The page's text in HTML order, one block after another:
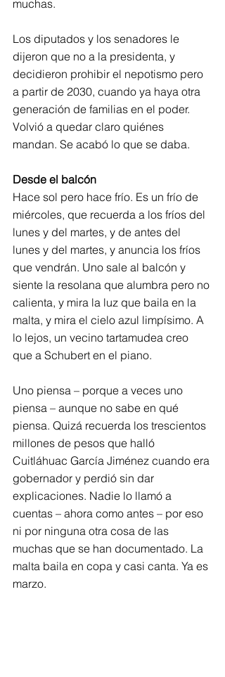
muchas.
Los diputados y los senadores le
dijeron que no a la presidenta, y
decidieron prohibir el nepotismo pero
a partir de 2030, cuando ya haya otra
generación de familias en el poder.
Volvió a quedar claro quiénes
mandan. Se acabó lo que se daba.
Desde el balcón
Hace sol pero hace frío. Es un frío de
miércoles, que recuerda a los fríos del
lunes y del martes, y de antes del
lunes y del martes, y anuncia los fríos
que vendrán. Uno sale al balcón y
siente la resolana que alumbra pero no
calienta, y mira la luz que baila en la
malta, y mira el cielo azul limpísimo. A
lo lejos, un vecino tartamudea creo
que a Schubert en el piano.
Uno piensa – porque a veces uno
piensa – aunque no sabe en qué
piensa. Quizá recuerda los trescientos
millones de pesos que halló
Cuitláhuac García Jiménez cuando era
gobernador y perdió sin dar
explicaciones. Nadie lo llamó a
cuentas – ahora como antes – por eso
ni por ninguna otra cosa de las
muchas que se han documentado. La
malta baila en copa y casi canta. Ya es
marzo.